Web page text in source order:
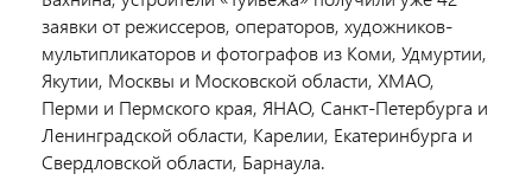
заявки от режиссеров, операторов, художников-
мультипликаторов и фотографов из Коми, Удмуртии,
Якутии, Москвы и Московской области, ХМАО,
Перми и Пермского края, ЯНАО, Санкт-Петербурга и
Ленинградской области, Карелии, Екатеринбурга и
Свердловской области, Барнаула.